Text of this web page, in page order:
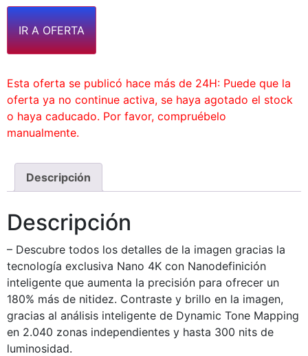
IR A OFERTA
Esta oferta se publicó hace más de 24H: Puede que la
oferta ya no continue activa, se haya agotado el stock
o haya caducado. Por favor, compruébelo
manualmente.
Descripción
Descripción
– Descubre todos los detalles de la imagen gracias la
tecnología exclusiva Nano 4K con Nanodefinición
inteligente que aumenta la precisión para ofrecer un
180% más de nitidez. Contraste y brillo en la imagen,
gracias al análisis inteligente de Dynamic Tone Mapping
en 2.040 zonas independientes y hasta 300 nits de
luminosidad.